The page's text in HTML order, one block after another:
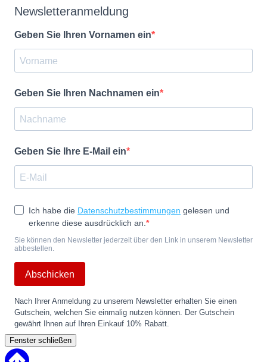
Newsletteranmeldung
Geben Sie Ihren Vornamen ein
Geben Sie Ihren Nachnamen ein
Geben Sie Ihre E-Mail ein
Ich habe die Datenschutzbestimmungen gelesen und
erkenne diese ausdrücklich an.
Sie können den Newsletter jederzeit über den Link in unserem Newsletter
abbestellen.
Abschicken
Nach Ihrer Anmeldung zu unserem Newsletter erhalten Sie einen
Gutschein, welchen Sie einmalig nutzen können. Der Gutschein
gewährt Ihnen auf Ihren Einkauf 10% Rabatt.
Fenster schließen